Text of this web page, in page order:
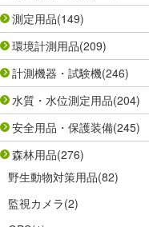
測定用品(149)
環境計測用品(209)
計測機器・試験機(246)
水質・水位測定用品(204)
安全用品・保護装備(245)
森林用品(276)
野生動物対策用品(82)
監視カメラ(2)